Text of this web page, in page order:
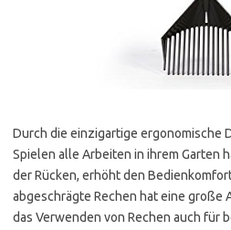
Durch die einzigartige ergonomische
Spielen alle Arbeiten in ihrem Garten
der Rücken, erhöht den
abgeschrägte Rechen hat eine große
das Verwenden von Rechen auch für